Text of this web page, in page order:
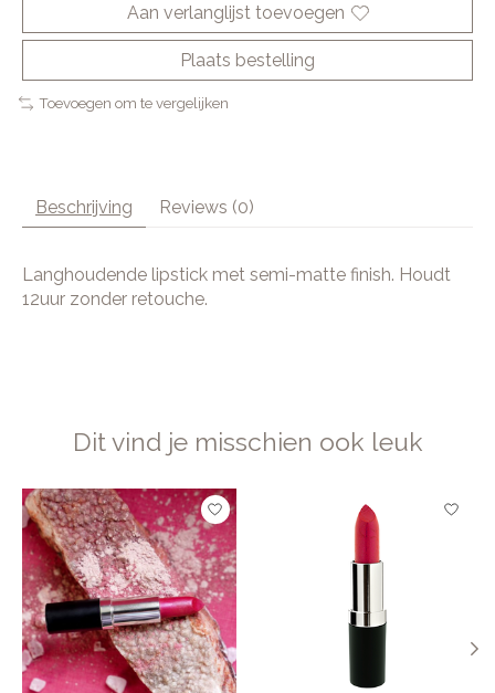
Aan verlanglijst toevoegen
Plaats bestelling
Toevoegen om te vergelijken
Beschrijving Reviews (0)
Langhoudende lipstick met semi-matte finish. Houdt
12uur zonder retouche.
Dit vind je misschien ook leuk
Items van productcarrousel